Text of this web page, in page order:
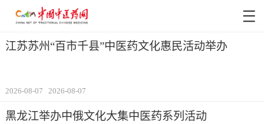
江苏苏州“百市千县”中医药文化惠民活动举办
2026-08-07 2026-08-07
黑龙江举办中俄文化大集中医药系列活动